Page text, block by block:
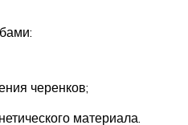
черенков;
материала.